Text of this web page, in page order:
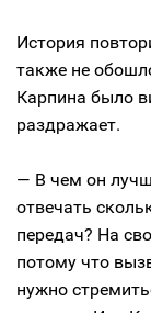
История
также не
Карпина было
раздражает.
— В чем он
отвечать
передач? На
потому что
нужно